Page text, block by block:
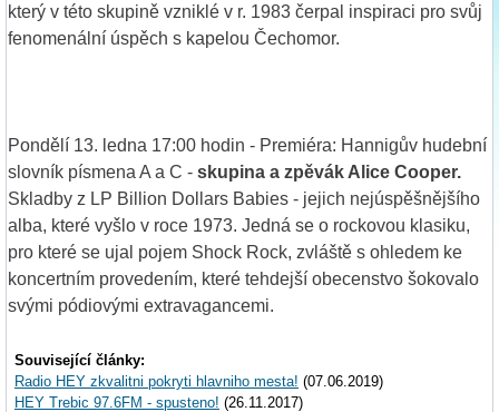
který v této skupině vzniklé v r. 1983 čerpal inspiraci pro svůj
fenomenální úspěch s kapelou Čechomor.
Pondělí 13. ledna 17:00 hodin - Premiéra: Hannigův hudební
slovník písmena A a C - skupina a zpěvák Alice Cooper.
Skladby z LP Billion Dollars Babies - jejich nejúspěšnějšího
alba, které vyšlo v roce 1973. Jedná se o rockovou klasiku,
pro které se ujal pojem Shock Rock, zvláště s ohledem ke
koncertním provedením, které tehdejší obecenstvo šokovalo
svými pódiovými extravagancemi.
Související články:
Radio HEY zkvalitni pokryti hlavniho mesta! (07.06.2019)
HEY Trebic 97.6FM - spusteno! (26.11.2017)